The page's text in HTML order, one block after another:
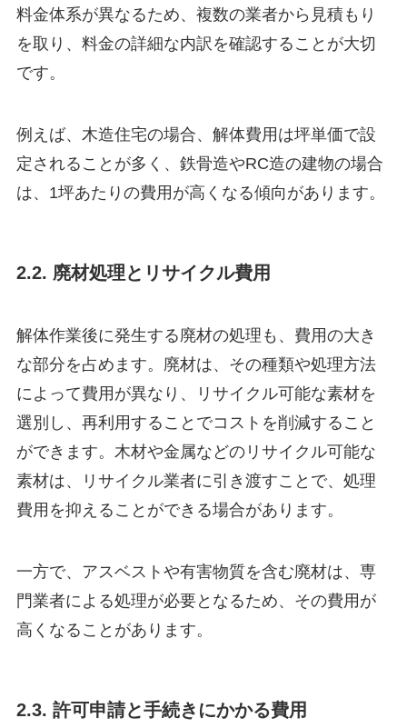
料金体系が異なるため、複数の業者から見積もり
を取り、料金の詳細な内訳を確認することが大切
です。
例えば、木造住宅の場合、解体費用は坪単価で設
定されることが多く、鉄骨造やRC造の建物の場合
は、1坪あたりの費用が高くなる傾向があります。
2.2. 廃材処理とリサイクル費用
解体作業後に発生する廃材の処理も、費用の大き
な部分を占めます。廃材は、その種類や処理方法
によって費用が異なり、リサイクル可能な素材を
選別し、再利用することでコストを削減すること
ができます。木材や金属などのリサイクル可能な
素材は、リサイクル業者に引き渡すことで、処理
費用を抑えることができる場合があります。
一方で、アスベストや有害物質を含む廃材は、専
門業者による処理が必要となるため、その費用が
高くなることがあります。
2.3. 許可申請と手続きにかかる費用